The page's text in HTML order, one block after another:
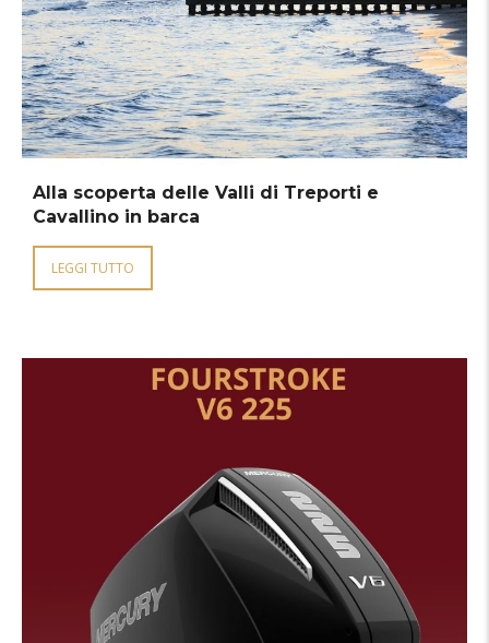
Alla scoperta delle Valli di Treporti e
Cavallino in barca
LEGGI TUTTO